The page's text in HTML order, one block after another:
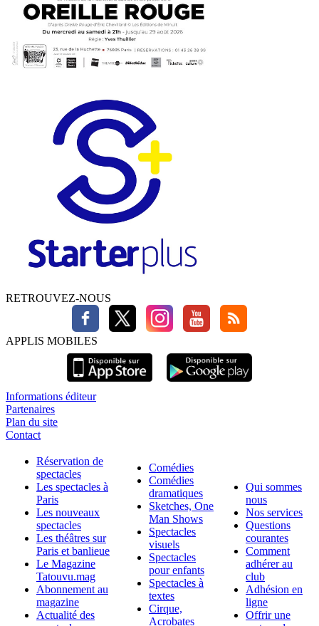
RETROUVEZ-NOUS
APPLIS MOBILES
Informations éditeur
Partenaires
Plan du site
Contact
Réservation de
spectacles
Les spectacles à
Paris
Les nouveaux
spectacles
Les théâtres sur
Paris et banlieue
Le Magazine
Tatouvu.mag
Abonnement au
magazine
Actualité des
Comédies
Comédies
dramatiques
Sketches, One
Man Shows
Spectacles
visuels
Spectacles
pour enfants
Spectacles à
textes
Cirque,
Acrobates
Qui sommes
nous
Nos services
Questions
courantes
Comment
adhérer au
club
Adhésion en
ligne
Offrir une